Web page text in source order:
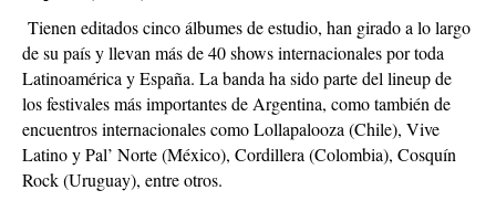
Tienen editados cinco álbumes de estudio, han girado a lo largo
de su país y llevan más de 40 shows internacionales por toda
Latinoamérica y España. La banda ha sido parte del lineup de
los festivales más importantes de Argentina, como también de
encuentros internacionales como Lollapalooza (Chile), Vive
Latino y Pal’ Norte (México), Cordillera (Colombia), Cosquín
Rock (Uruguay), entre otros.